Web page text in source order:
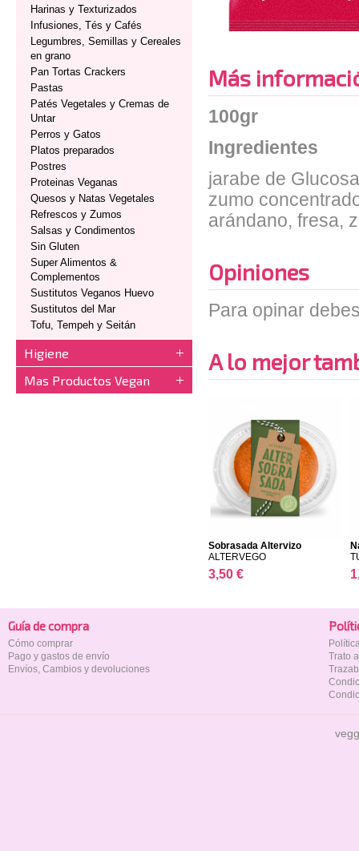
Harinas y Texturizados
Infusiones, Tés y Cafés
Legumbres, Semillas y Cereales
en grano
Pan Tortas Crackers
Pastas
Patés Vegetales y Cremas de
Untar
Perros y Gatos
Platos preparados
Postres
Proteinas Veganas
Quesos y Natas Vegetales
Refrescos y Zumos
Salsas y Condimentos
Sin Gluten
Super Alimentos &
Complementos
Sustitutos Veganos Huevo
Sustitutos del Mar
Tofu, Tempeh y Seitán
Higiene
Mas Productos Vegan
Más
100gr
Ingredientes
jarabe de
zumo
arándano, fresa,
Opiniones
Para opinar
A lo mejor
Sobrasada Altervizo
ALTERVEGO
3,50 €
Guía de compra
Cómo comprar
Pago y gastos de envío
Envíos, Cambios y devoluciones
Trato